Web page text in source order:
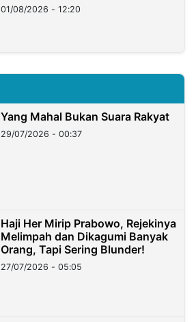
01/08/2026 - 12:20
Yang Mahal Bukan Suara Rakyat
29/07/2026 - 00:37
Haji Her Mirip Prabowo, Rejekinya
Melimpah dan Dikagumi Banyak
Orang, Tapi Sering Blunder!
27/07/2026 - 05:05